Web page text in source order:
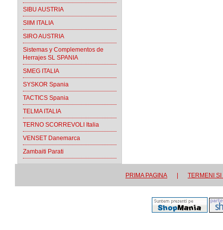
SIBU AUSTRIA
SIIM ITALIA
SIRO AUSTRIA
Sistemas y Complementos de
Herrajes SL SPANIA
SMEG ITALIA
SYSKOR Spania
TACTICS Spania
TELMA ITALIA
TERNO SCORREVOLI Italia
VENSET Danemarca
Zambaiti Parati
PRIMA PAGINA TERMENI SI